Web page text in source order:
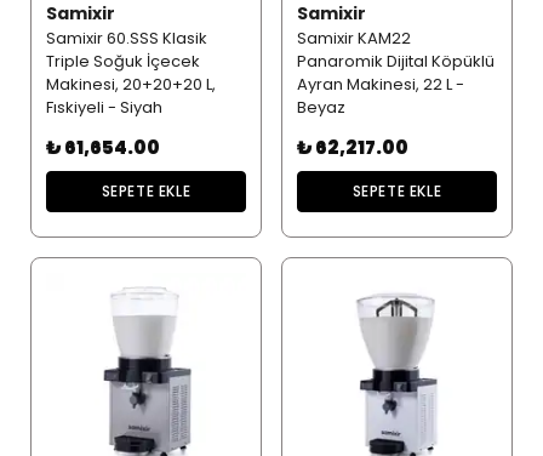
Samixir
Samixir 60.SSS Klasik
Triple Soğuk İçecek
Makinesi, 20+20+20 L,
Fıskiyeli - Siyah
₺ 61,654.00
SEPETE EKLE
Samixir
Samixir KAM22
Panaromik Dijital Köpüklü
Ayran Makinesi, 22 L -
Beyaz
₺ 62,217.00
SEPETE EKLE